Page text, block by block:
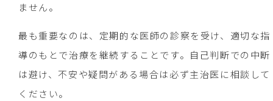
ません。
最も重要なのは、定期的な医師の診察を受け、適切な指
導のもとで治療を継続することです。自己判断での中断
は避け、不安や疑問がある場合は必ず主治医に相談して
ください。